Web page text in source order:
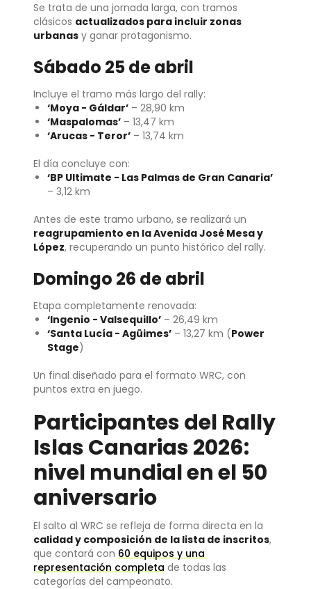
Se trata de una jornada larga, con tramos
clásicos actualizados para incluir zonas
urbanas y ganar protagonismo.
Sábado 25 de abril
Incluye el tramo más largo del rally:
‘Moya - Gáldar’ – 28,90 km
‘Maspalomas’ – 13,47 km
‘Arucas - Teror’ – 13,74 km
El día concluye con:
‘BP Ultimate - Las Palmas de Gran Canaria’
– 3,12 km
Antes de este tramo urbano, se realizará un
reagrupamiento en la Avenida José Mesa y
López, recuperando un punto histórico del rally.
Domingo 26 de abril
Etapa completamente renovada:
‘Ingenio - Valsequillo’ – 26,49 km
‘Santa Lucía - Agüimes’ – 13,27 km (Power
Stage)
Un final diseñado para el formato WRC, con
puntos extra en juego.
Participantes del Rally
Islas Canarias 2026:
nivel mundial en el 50
aniversario
El salto al WRC se refleja de forma directa en la
calidad y composición de la lista de inscritos,
que contará con 60 equipos y una
representación completa de todas las
categorías del campeonato.